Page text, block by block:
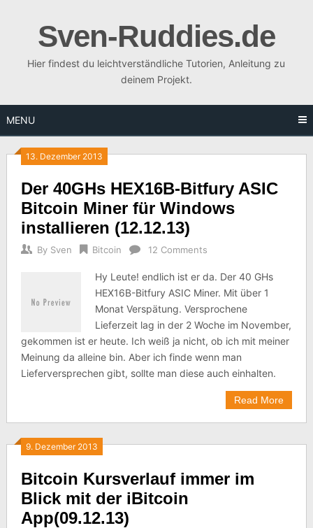
Sven-Ruddies.de
Hier findest du leichtverständliche Tutorien, Anleitung zu
deinem Projekt.
MENU
13. Dezember 2013
Der 40GHs HEX16B-Bitfury ASIC
Bitcoin Miner für Windows
installieren (12.12.13)
By Sven Bitcoin 12 Comments
Hy Leute! endlich ist er da. Der 40 GHs
HEX16B-Bitfury ASIC Miner. Mit über 1
Monat Verspätung. Versprochene
Lieferzeit lag in der 2 Woche im November,
gekommen ist er heute. Ich weiß ja nicht, ob ich mit meiner
Meinung da alleine bin. Aber ich finde wenn man
Lieferversprechen gibt, sollte man diese auch einhalten.
Read More
9. Dezember 2013
Bitcoin Kursverlauf immer im
Blick mit der iBitcoin
App(09.12.13)